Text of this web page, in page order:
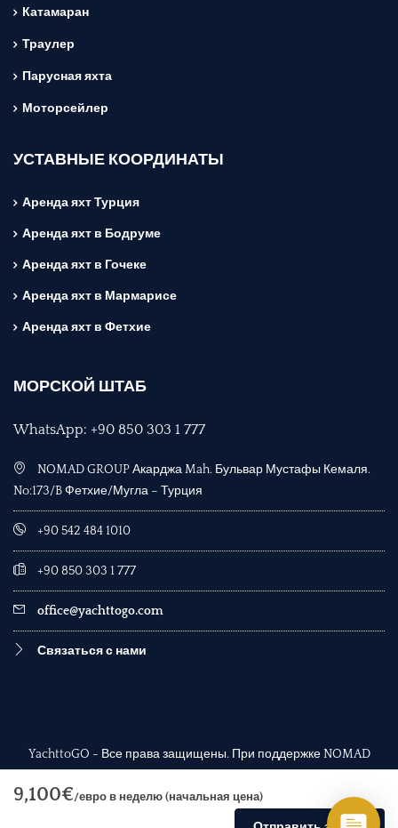
9,100€/евро в неделю (начальная цена)
Катамаран
Траулер
Парусная яхта
Моторсейлер
УСТАВНЫЕ КООРДИНАТЫ
Аренда яхт Турция
Аренда яхт в Бодруме
Аренда яхт в Гочеке
Аренда яхт в Мармарисе
Аренда яхт в Фетхие
МОРСКОЙ ШТАБ
WhatsApp: +90 850 303 1 777
NOMAD GROUP Акарджа Mah. Бульвар Мустафы Кемаля.
No:173/B Фетхие/Мугла – Турция
+90 542 484 1010
+90 850 303 1 777
office@yachttogo.com
Связаться с нами
YachttoGO - Все права защищены. При поддержке NOMAD